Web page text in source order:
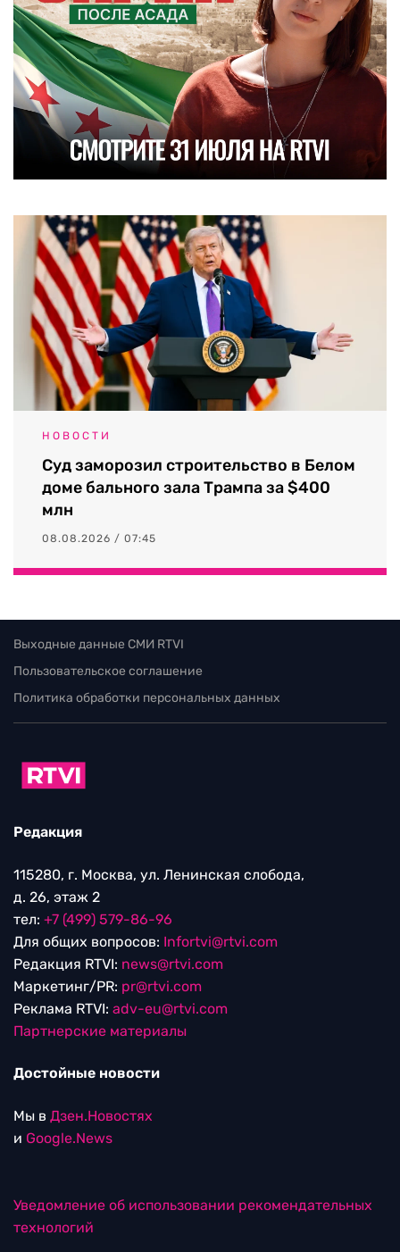
НОВОСТИ
Суд заморозил строительство в Белом
доме бального зала Трампа за $400
млн
08.08.2026 / 07:45
Выходные данные СМИ RTVI
Пользовательское соглашение
Политика обработки персональных данных
Редакция
115280, г. Москва, ул. Ленинская слобода,
д. 26, этаж 2
тел: +7 (499) 579-86-96
Для общих вопросов: Infortvi@rtvi.com
Редакция RTVI: news@rtvi.com
Маркетинг/PR: pr@rtvi.com
Реклама RTVI: adv-eu@rtvi.com
Партнерские материалы
Достойные новости
Мы в Дзен.Новостях
и Google.News
Уведомление об использовании рекомендательных
технологий